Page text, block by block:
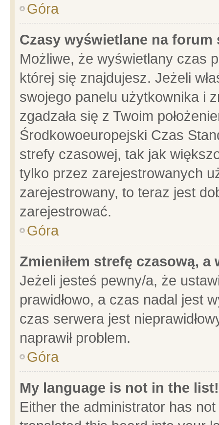
Góra
Czasy wyświetlane na forum
Możliwe, że wyświetlany czas
której się znajdujesz. Jeżeli
swojego panelu użytkownika i
zgadzała się z Twoim
Środkowoeuropejski Czas
strefy czasowej, tak jak
tylko przez zarejestrowanych
zarejestrowany, to teraz jest
zarejestrować.
Góra
Zmieniłem strefę czasową,
Jeżeli jesteś pewny/a, że
prawidłowo, a czas nadal jest
czas serwera jest
naprawił problem.
Góra
My language is not in the list!
Either the administrator has